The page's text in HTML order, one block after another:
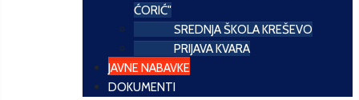
ĆORIĆ"
SREDNJA ŠKOLA KREŠEVO
PRIJAVA KVARA
JAVNE NABAVKE
DOKUMENTI